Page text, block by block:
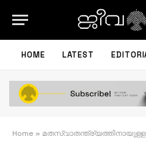
HOME LATEST
Home » മതസ്വാതന്ത്ര്യത്തിനായുള്ള പ്രതിബദ്ധതയ്ക്ക്